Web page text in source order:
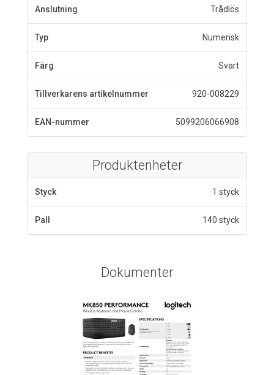
Anslutning Trådlös
Typ Numerisk
Färg Svart
Tillverkarens artikelnummer 920-008229
EAN-nummer 5099206066908
Produktenheter
Styck 1 styck
Pall 140 styck
Dokumenter